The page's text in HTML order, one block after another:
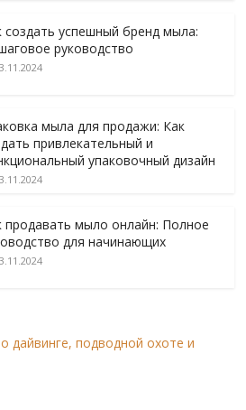
создать успешный бренд мыла:
руководство
мыла для продажи: Как
привлекательный и
упаковочный дизайн
продавать мыло онлайн: Полное
для начинающих
дайвинге, подводной охоте и